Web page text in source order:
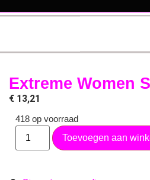
Extreme Women
€ 13,21
418 op voorraad
Toevoegen aan